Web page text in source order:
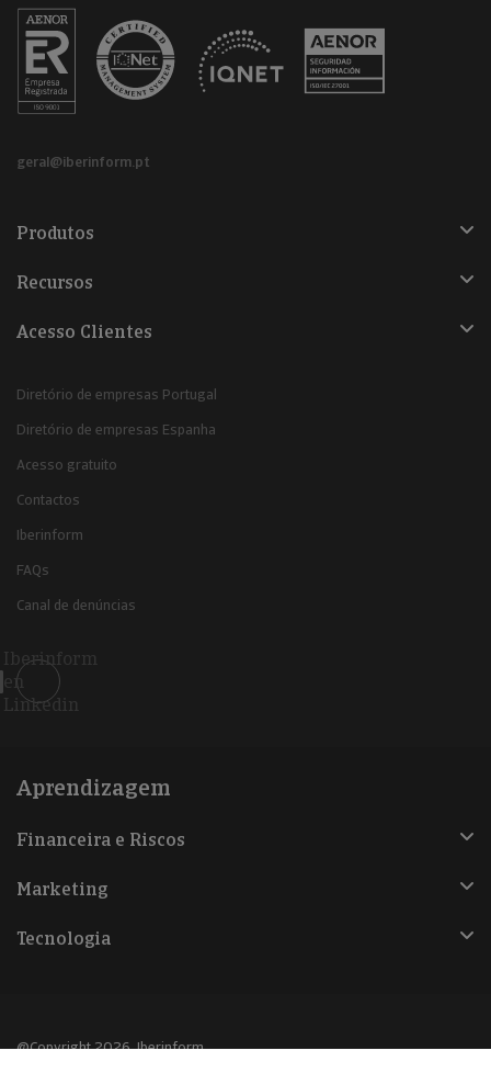
geral@iberinform.pt
Produtos
Recursos
Acesso Clientes
Diretório de empresas Portugal
Diretório de empresas Espanha
Acesso gratuito
Contactos
Iberinform
FAQs
Canal de denúncias
Iberinform
en
Linkedin
Aprendizagem
Financeira e Riscos
Marketing
Tecnologia
@Copyright 2026, Iberinform